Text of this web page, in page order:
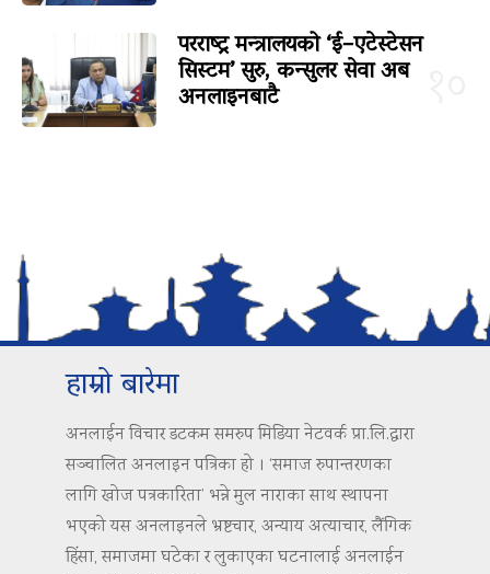
परराष्ट्र मन्त्रालयको ‘ई–एटेस्टेसन
सिस्टम’ सुरु, कन्सुलर सेवा अब
अनलाइनबाटै
हाम्रो बारेमा
अनलाईन विचार डटकम समरुप मिडिया नेटवर्क प्रा.लि.द्वारा
सञ्चालित अनलाइन पत्रिका हो । ‘समाज रुपान्तरणका
लागि खोज पत्रकारिता’ भन्ने मुल नाराका साथ स्थापना
भएको यस अनलाइनले भ्रष्टचार, अन्याय अत्याचार, लैंगिक
हिंसा, समाजमा घटेका र लुकाएका घटनालाई अनलाईन